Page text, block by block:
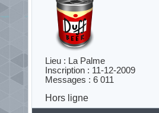
Lieu : La Palme
Inscription : 11-12-2009
Messages : 6 011
Hors ligne